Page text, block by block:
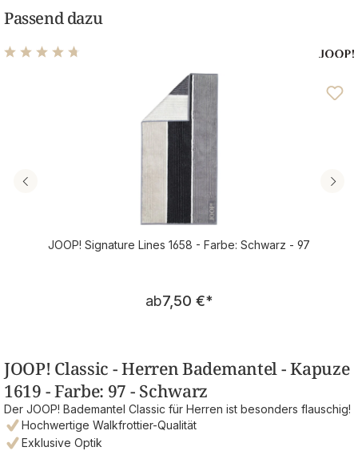
Passend dazu
Durchschnittliche Bewertung von 4.68 von 5 Sternen
JOOP! Signature Lines 1658 - Farbe: Schwarz - 97
Regulärer Preis:
ab7,50 €*
JOOP! Classic - Herren Bademantel - Kapuze
1619 - Farbe: 97 - Schwarz
Der JOOP! Bademantel Classic für Herren ist besonders flauschig!
Hochwertige Walkfrottier-Qualität
Exklusive Optik